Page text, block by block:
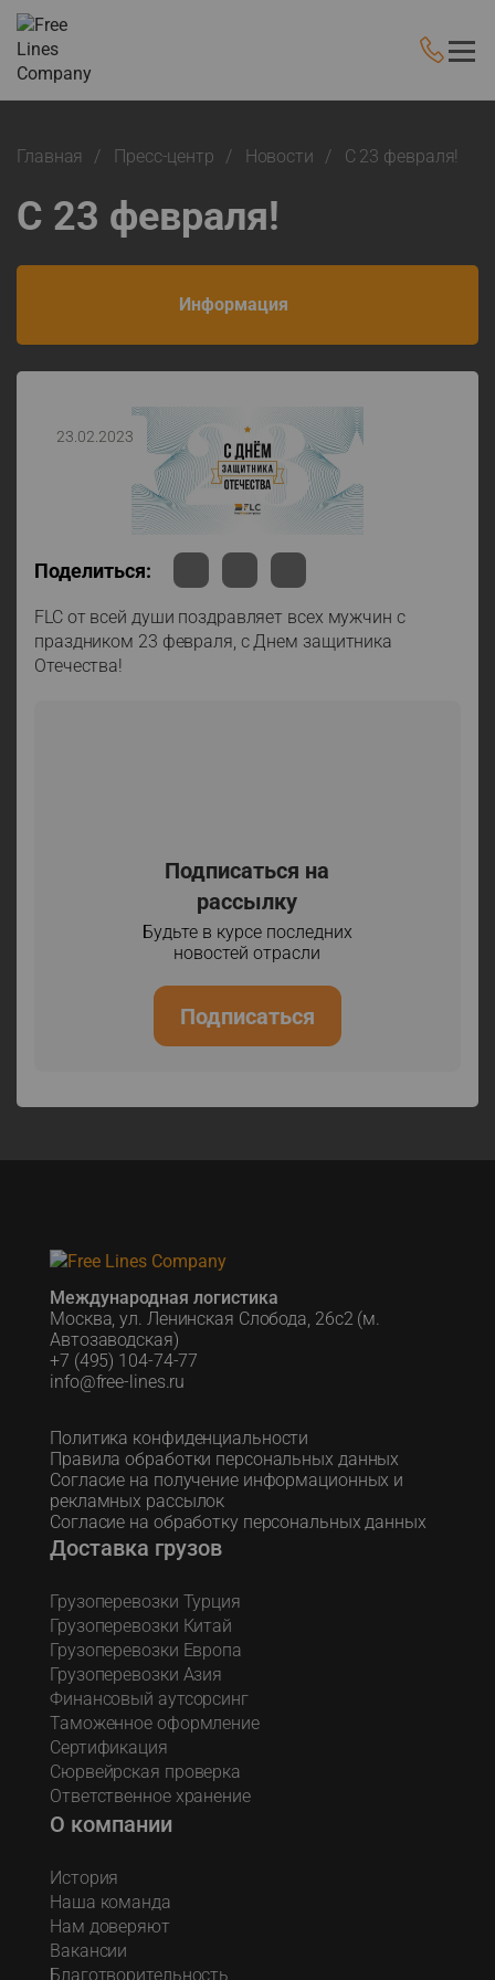
Главная Пресс-центр Новости С 23 февраля!
С 23 февраля!
Информация
23.02.2023
Поделиться:
FLC от всей души поздравляет всех мужчин с
праздником 23 февраля, с Днем защитника
Отечества!
Подписаться на
рассылку
Будьте в курсе последних
новостей отрасли
Подписаться
Международная логистика
Москва, ул. Ленинская Слобода, 26с2 (м.
Автозаводская)
+7 (495) 104-74-77
info@free-lines.ru
Политика конфиденциальности
Правила обработки персональных данных
Согласие на получение информационных и
рекламных рассылок
Согласие на обработку персональных данных
Доставка грузов
Грузоперевозки Турция
Грузоперевозки Китай
Грузоперевозки Европа
Грузоперевозки Азия
Финансовый аутсорсинг
Таможенное оформление
Сертификация
Сюрвейрская проверка
Ответственное хранение
О компании
История
Наша команда
Нам доверяют
Вакансии
Благотворительность